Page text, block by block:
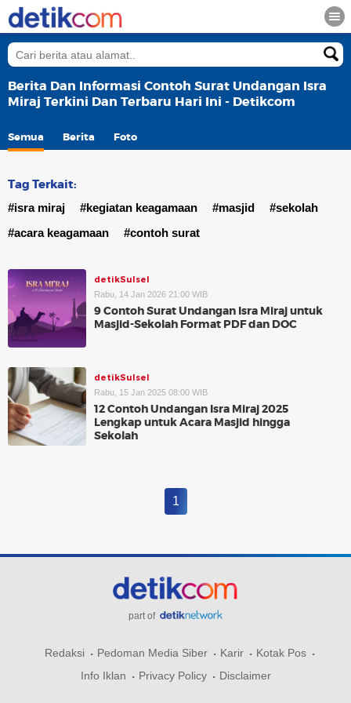
Berita Dan Informasi Contoh Surat Undangan Isra
Miraj Terkini Dan Terbaru Hari Ini - Detikcom
Semua Berita Foto
Tag Terkait:
#isra miraj #kegiatan keagamaan #masjid
#sekolah
#acara keagamaan
#contoh surat
detikSulsel
Rabu, 14 Jan 2026 21:00 WIB
9 Contoh Surat Undangan Isra Miraj untuk
Masjid-Sekolah Format PDF dan DOC
detikSulsel
Rabu, 15 Jan 2025 08:00 WIB
12 Contoh Undangan Isra Miraj 2025
Lengkap untuk Acara Masjid hingga
Sekolah
1
part of
Redaksi Pedoman Media Siber Karir
Kotak Pos
Info Iklan
Privacy Policy Disclaimer